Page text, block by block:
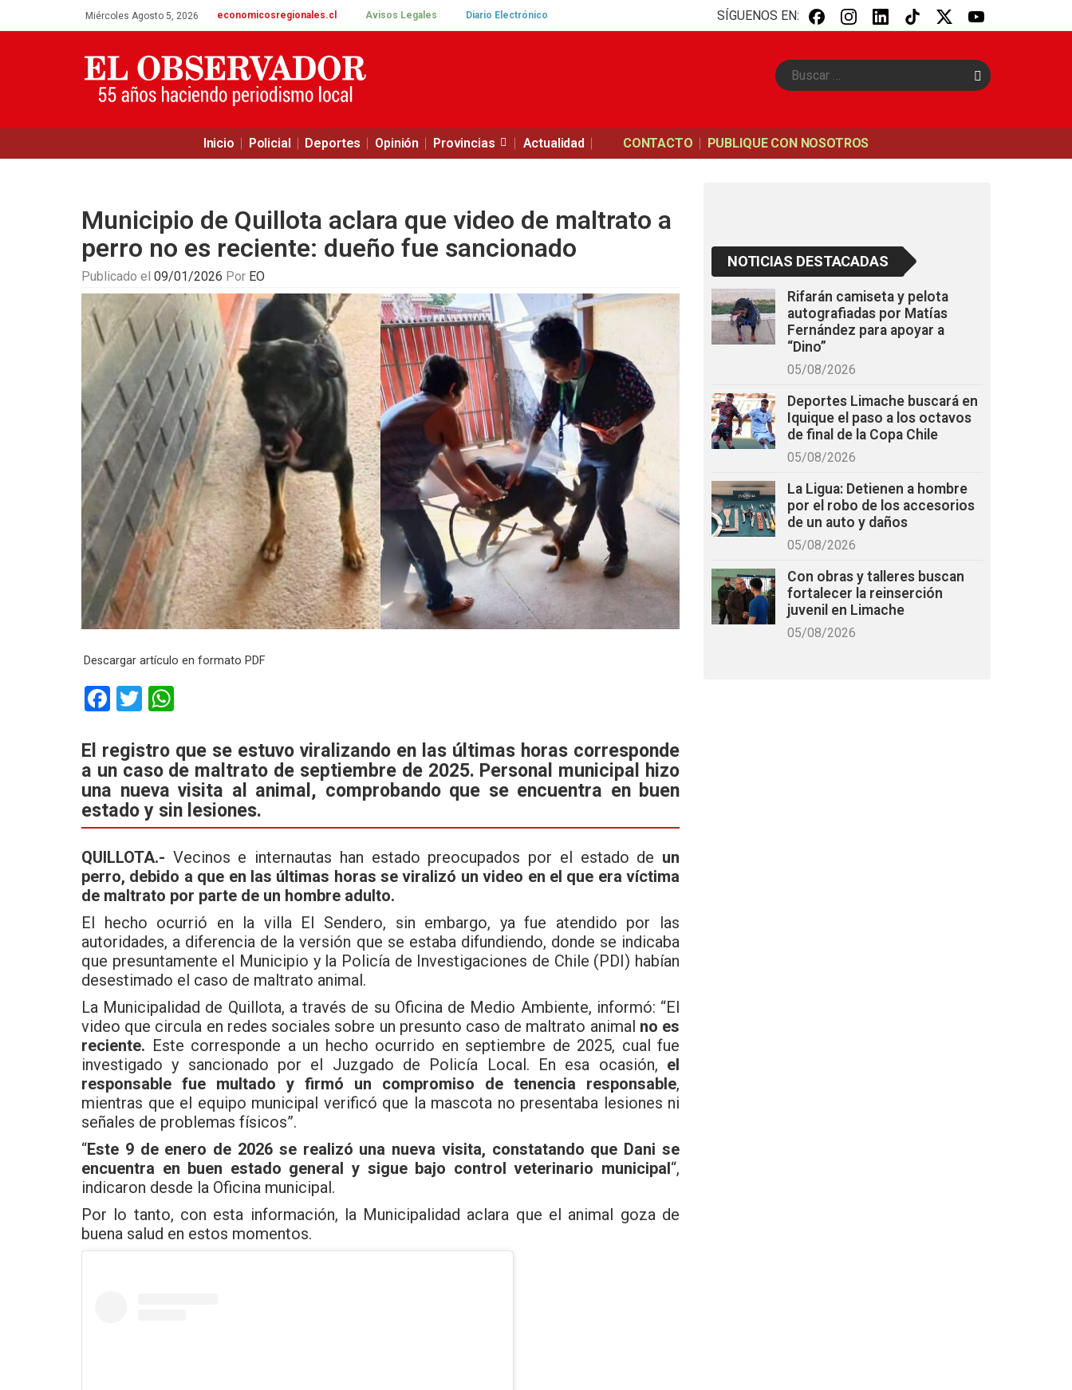
Miércoles Agosto 5, 2026 economicosregionales.cl Avisos Legales Diario Electrónico SÍGUENOS EN:
B
u
Inicio Policial Deportes Opinión Provincias Actualidad CONTACTO PUBLIQUE CON NOSOTROS
Municipio de Quillota aclara que video de maltrato a
perro no es reciente: dueño fue sancionado
Publicado el 09/01/2026 Por EO
Descargar artículo en formato PDF
F
ce
b
o
o
k
T
tt
er
at
s
A
p
p
El registro que se estuvo viralizando en las últimas horas corresponde
a un caso de maltrato de septiembre de 2025. Personal municipal hizo
una nueva visita al animal, comprobando que se encuentra en buen
estado y sin lesiones.
QUILLOTA.- Vecinos e internautas han estado preocupados por el estado de un
perro, debido a que en las últimas horas se viralizó un video en el que era víctima
de maltrato por parte de un hombre adulto.
El hecho ocurrió en la villa El Sendero, sin embargo, ya fue atendido por las
autoridades, a diferencia de la versión que se estaba difundiendo, donde se indicaba
que presuntamente el Municipio y la Policía de Investigaciones de Chile (PDI) habían
desestimado el caso de maltrato animal.
La Municipalidad de Quillota, a través de su Oficina de Medio Ambiente, informó: “El
video que circula en redes sociales sobre un presunto caso de maltrato animal no es
reciente. Este corresponde a un hecho ocurrido en septiembre de 2025, cual fue
investigado y sancionado por el Juzgado de Policía Local. En esa ocasión, el
responsable fue multado y firmó un compromiso de tenencia responsable,
mientras que el equipo municipal verificó que la mascota no presentaba lesiones ni
señales de problemas físicos”.
“Este 9 de enero de 2026 se realizó una nueva visita, constatando que Dani se
encuentra en buen estado general y sigue bajo control veterinario municipal“,
indicaron desde la Oficina municipal.
Por lo tanto, con esta información, la Municipalidad aclara que el animal goza de
buena salud en estos momentos.
NOTICIAS DESTACADAS
Rifarán camiseta y pelota
autografiadas por Matías
Fernández para apoyar a
“Dino”
05/08/2026
Deportes Limache buscará en
Iquique el paso a los octavos
de final de la Copa Chile
05/08/2026
La Ligua: Detienen a hombre
por el robo de los accesorios
de un auto y daños
05/08/2026
Con obras y talleres buscan
fortalecer la reinserción
juvenil en Limache
05/08/2026